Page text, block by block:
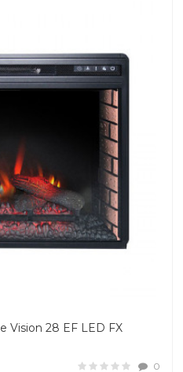
Vision 28 EF LED FX
0